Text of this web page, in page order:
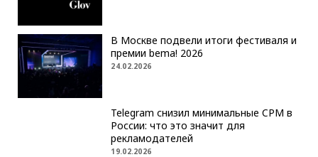
В Москве подвели итоги фестиваля и
премии bema! 2026
24.02.2026
Telegram снизил минимальные CPM в
России: что это значит для
рекламодателей
19.02.2026